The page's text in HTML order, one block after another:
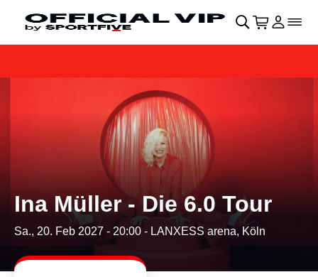
Navigation überspringen􀄫
􀊫 􀍩 Login
􀉩􀌇
Ina Müller - Die 6.0 Tour
Sa., 20. Feb 2027 - 20:00 - LANXESS arena, Köln